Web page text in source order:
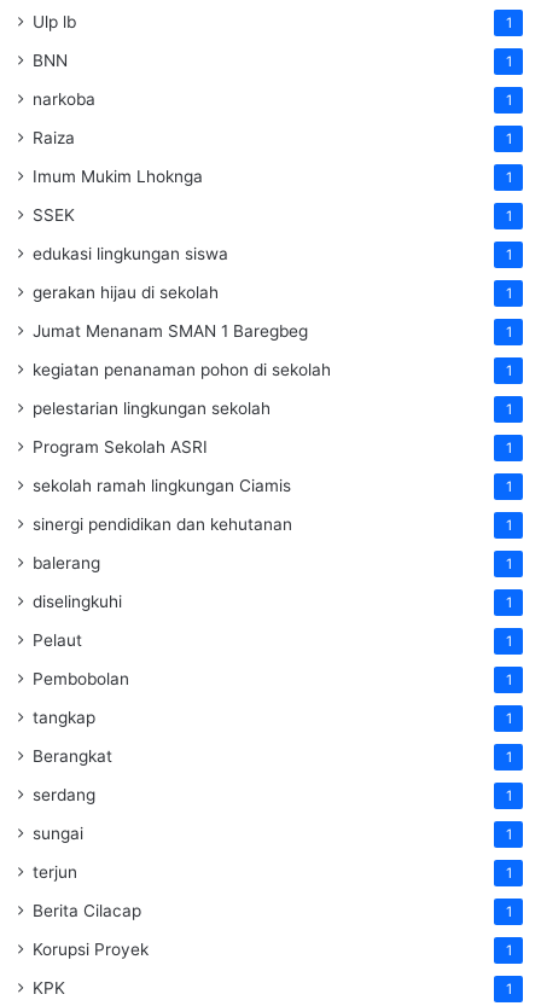
Ulp lb 1
BNN 1
narkoba 1
Raiza 1
Imum Mukim Lhoknga 1
SSEK 1
edukasi lingkungan siswa 1
gerakan hijau di sekolah 1
Jumat Menanam SMAN 1 Baregbeg 1
kegiatan penanaman pohon di sekolah 1
pelestarian lingkungan sekolah 1
Program Sekolah ASRI 1
sekolah ramah lingkungan Ciamis 1
sinergi pendidikan dan kehutanan 1
balerang 1
diselingkuhi 1
Pelaut 1
Pembobolan 1
tangkap 1
Berangkat 1
serdang 1
sungai 1
terjun 1
Berita Cilacap 1
Korupsi Proyek 1
KPK 1